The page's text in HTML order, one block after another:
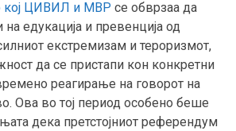
кој ЦИВИЛ и МВР се обврзаа да
на едукација и превенција од
екстремизам и тероризмот,
да се пристапи кон конкретни
реагирање на говорот на
Ова во тој период особено беше
дека претстојниот референдум